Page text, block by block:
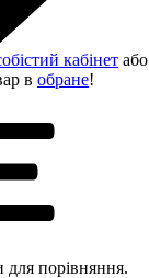
кабінет або
в обране!
для порівняння.